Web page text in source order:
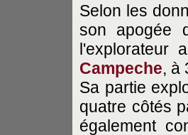
Selon les
son apogée
l'explorateur
Campeche, à
Sa partie
quatre côtés
également